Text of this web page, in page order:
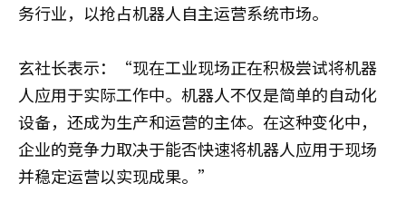
务行业，以抢占机器人自主运营系统市场。
玄社长表示：“现在工业现场正在积极尝试将机器
人应用于实际工作中。机器人不仅是简单的自动化
设备，还成为生产和运营的主体。在这种变化中，
企业的竞争力取决于能否快速将机器人应用于现场
并稳定运营以实现成果。”